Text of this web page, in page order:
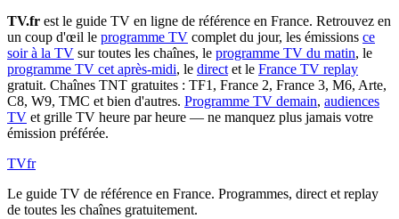
TV.fr est le guide TV en ligne de référence en France. Retrouvez en
un coup d'œil le programme TV complet du jour, les émissions ce
soir à la TV sur toutes les chaînes, le programme TV du matin, le
programme TV cet après-midi, le direct et le France TV replay
gratuit. Chaînes TNT gratuites : TF1, France 2, France 3, M6, Arte,
C8, W9, TMC et bien d'autres. Programme TV demain, audiences
TV et grille TV heure par heure — ne manquez plus jamais votre
émission préférée.
TVfr
Le guide TV de référence en France. Programmes, direct et replay
de toutes les chaînes gratuitement.